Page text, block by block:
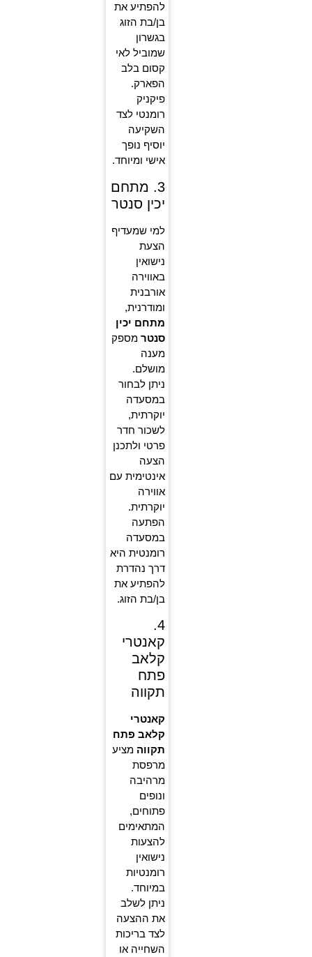
להפתיע את
בן/בת הזוג
בגשרון
שמוביל לאי
קסום בלב
הפארק.
פיקניק
רומנטי לצד
השקיעה
יוסיף נופך
אישי ומיוחד.
3. מתחם
יכין סנטר
למי שמעדיף
הצעת
נישואין
באווירה
אורבנית
ומודרנית,
מתחם יכין
סנטר מספק
מענה
מושלם.
ניתן לבחור
במסעדה
יוקרתית,
לשכור חדר
פרטי ולתכנן
הצעה
אינטימית עם
אווירה
יוקרתית.
הפתעה
במסעדה
רומנטית היא
דרך נהדרת
להפתיע את
בן/בת הזוג.
4.
קאנטרי
קלאב
פתח
תקווה
קאנטרי
קלאב פתח
תקווה מציע
מרפסת
מרהיבה
ונופים
פתוחים,
המתאימים
להצעות
נישואין
רומנטיות
במיוחד.
ניתן לשלב
את ההצעה
לצד בריכות
השחייה או